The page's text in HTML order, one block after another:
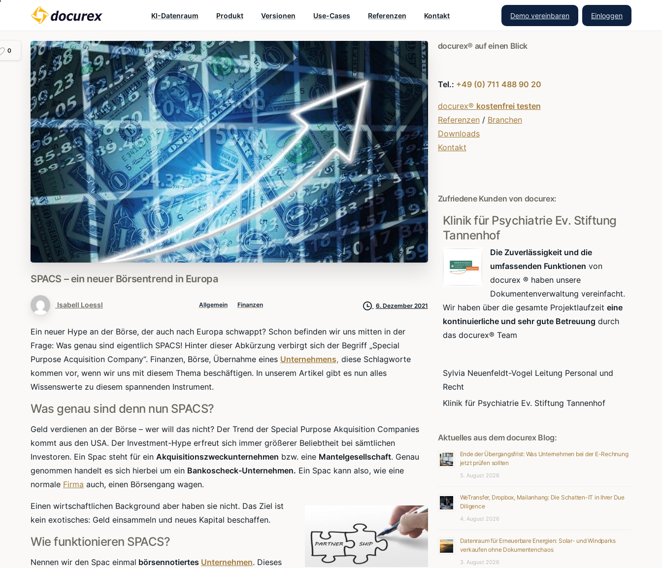
KI-Datenraum Produkt Versionen Use-Cases Referenzen Kontakt Demo vereinbaren Einloggen
SPACS – ein neuer Börsentrend in Europa
Isabell Loessl Allgemein Finanzen 6. Dezember 2021
Ein neuer Hype an der Börse, der auch nach Europa schwappt? Schon befinden wir uns mitten in der
Frage: Was genau sind eigentlich SPACS! Hinter dieser Abkürzung verbirgt sich der Begriff „Special
Purpose Acquisition Company“. Finanzen, Börse, Übernahme eines Unternehmens, diese Schlagworte
kommen vor, wenn wir uns mit diesem Thema beschäftigen. In unserem Artikel gibt es nun alles
Wissenswerte zu diesem spannenden Instrument.
Was genau sind denn nun SPACS?
Geld verdienen an der Börse – wer will das nicht? Der Trend der Special Purpose Akquisition Companies
kommt aus den USA. Der Investment-Hype erfreut sich immer größerer Beliebtheit bei sämtlichen
Investoren. Ein Spac steht für ein Akquisitionszweckunternehmen bzw. eine Mantelgesellschaft. Genau
genommen handelt es sich hierbei um ein Bankoscheck-Unternehmen. Ein Spac kann also, wie eine
normale Firma auch, einen Börsengang wagen.
Einen wirtschaftlichen Background aber haben sie nicht. Das Ziel ist
kein exotisches: Geld einsammeln und neues Kapital beschaffen.
Wie funktionieren SPACS?
Nennen wir den Spac einmal börsennotiertes Unternehmen. Dieses
0 docurex® auf einen Blick
Tel.: +49 (0) 711 488 90 20
docurex® kostenfrei testen
Referenzen / Branchen
Downloads
Kontakt
Zufriedene Kunden von docurex:
Klinik für Psychiatrie Ev. Stiftung
Tannenhof
Die Zuverlässigkeit und die
umfassenden Funktionen von
docurex ® haben unsere
Dokumentenverwaltung vereinfacht.
Wir haben über die gesamte Projektlaufzeit eine
kontinuierliche und sehr gute Betreuung durch
das docurex® Team
Sylvia Neuenfeldt-Vogel Leitung Personal und
Recht
Klinik für Psychiatrie Ev. Stiftung Tannenhof
Aktuelles aus dem docurex Blog:
Ende der Übergangsfrist: Was Unternehmen bei der E-Rechnung
jetzt prüfen sollten
5. August 2026
WeTransfer, Dropbox, Mailanhang: Die Schatten-IT in Ihrer Due
Diligence
4. August 2026
Datenraum für Erneuerbare Energien: Solar- und Windparks
verkaufen ohne Dokumentenchaos
3. August 2026